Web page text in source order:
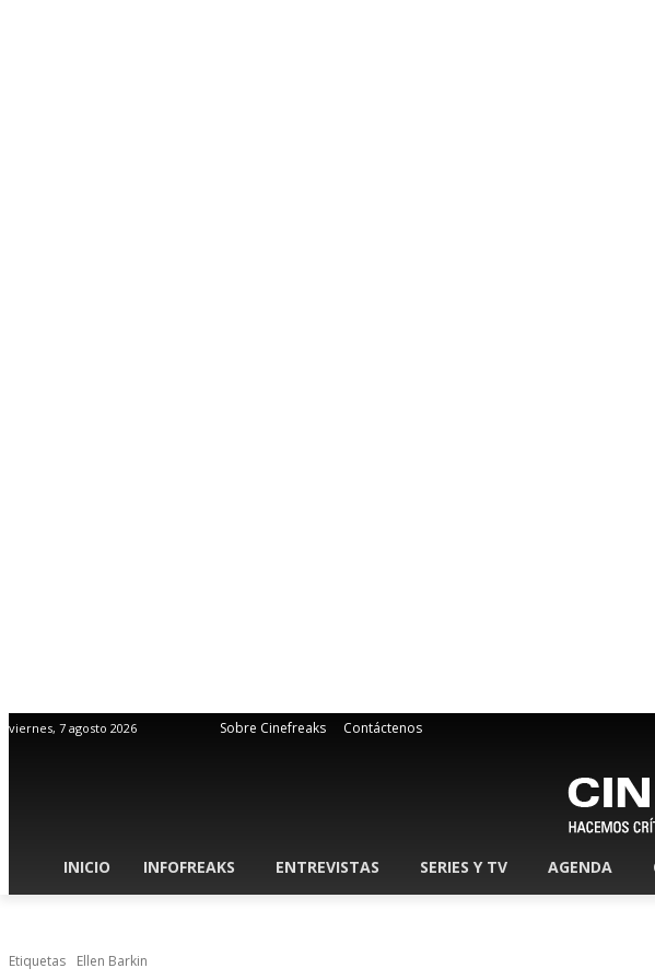
viernes, 7 agosto 2026 Sobre Cinefreaks Contáctenos
INICIO INFOFREAKS ENTREVISTAS SERIES Y TV AGENDA
Etiquetas Ellen Barkin